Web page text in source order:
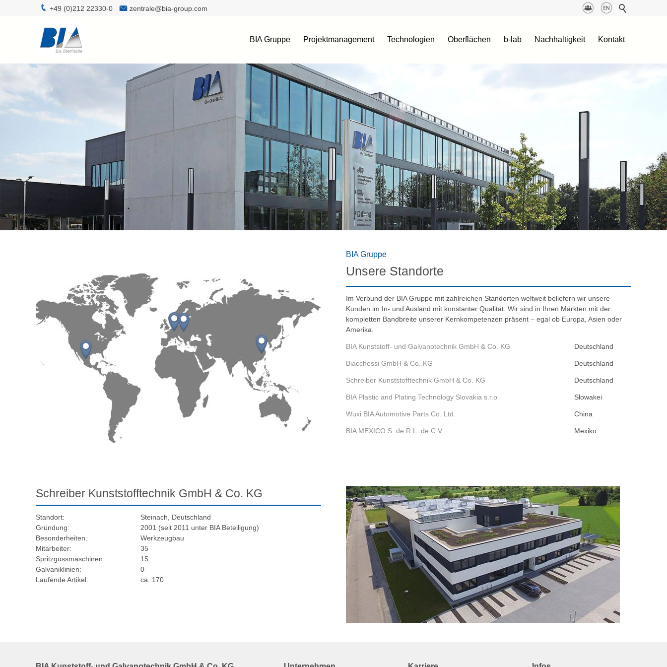
+49 (0)212 22330-0 zentrale@bia-group.com
BIA Gruppe Projektmanagement Technologien Oberflächen b-lab Nachhaltigkeit Kontakt
BIA Gruppe
Unsere Standorte
Im Verbund der BIA Gruppe mit zahlreichen Standorten weltweit beliefern wir unsere
Kunden im In- und Ausland mit konstanter Qualität. Wir sind in Ihren Märkten mit der
kompletten Bandbreite unserer Kernkompetenzen präsent – egal ob Europa, Asien oder
Amerika.
BIA Kunststoff- und Galvanotechnik GmbH & Co. KG Deutschland
Biacchessi GmbH & Co. KG Deutschland
Schreiber Kunststofftechnik GmbH & Co. KG Deutschland
BIA Plastic and Plating Technology Slovakia s.r.o Slowakei
Wuxi BIA Automotive Parts Co. Ltd. China
BIA MEXICO S. de R.L. de C.V Mexiko
Schreiber Kunststofftechnik GmbH & Co. KG
Standort:
Steinach, Deutschland
Gründung:
2001 (seit 2011 unter BIA Beteiligung)
Besonderheiten:
Werkzeugbau
Mitarbeiter:
35
Spritzgussmaschinen:
15
Galvaniklinien:
0
Laufende Artikel:
ca. 170